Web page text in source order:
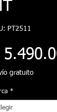
PT2511
gratuito
*